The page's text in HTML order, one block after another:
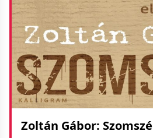
Zoltán Gábor: